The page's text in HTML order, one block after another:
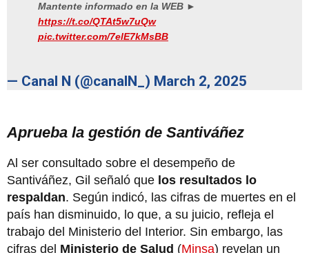
Mantente informado en la WEB ►
https://t.co/QTAt5w7uQw
pic.twitter.com/7elE7kMsBB
— Canal N (@canalN_) March 2, 2025
Aprueba la gestión de Santiváñez
Al ser consultado sobre el desempeño de
Santiváñez, Gil señaló que los resultados lo
respaldan. Según indicó, las cifras de muertes en el
país han disminuido, lo que, a su juicio, refleja el
trabajo del Ministerio del Interior. Sin embargo, las
cifras del Ministerio de Salud (Minsa) revelan un